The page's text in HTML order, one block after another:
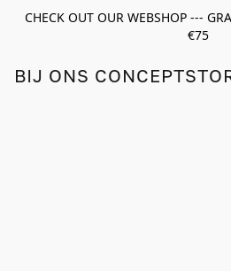
CHECK OUT OUR WEBSHOP ---
€75
BIJ ONS